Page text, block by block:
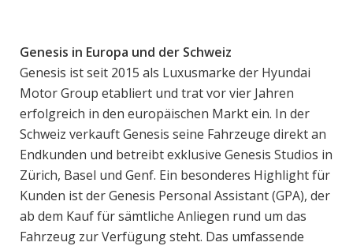
Genesis in Europa und der Schweiz
Genesis ist seit 2015 als Luxusmarke der Hyundai
Motor Group etabliert und trat vor vier Jahren
erfolgreich in den europäischen Markt ein. In der
Schweiz verkauft Genesis seine Fahrzeuge direkt an
Endkunden und betreibt exklusive Genesis Studios in
Zürich, Basel und Genf. Ein besonderes Highlight für
Kunden ist der Genesis Personal Assistant (GPA), der
ab dem Kauf für sämtliche Anliegen rund um das
Fahrzeug zur Verfügung steht. Das umfassende